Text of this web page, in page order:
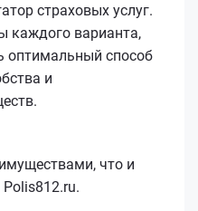
страховых услуг.
каждого варианта,
оптимальный способ
и
что и